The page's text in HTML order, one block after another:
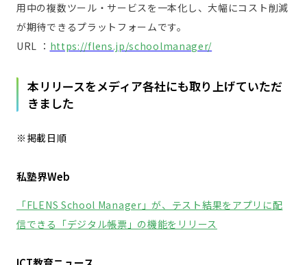
用中の複数ツール・サービスを一本化し、大幅にコスト削減
が期待できるプラットフォームです。
URL ： https://flens.jp/schoolmanager/
本リリースをメディア各社にも取り上げていただ
きました
※掲載日順
私塾界Web
「FLENS School Manager」が、テスト結果をアプリに配
信できる「デジタル帳票」の機能をリリース